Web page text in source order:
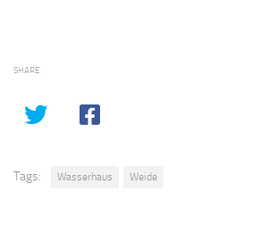
SHARE
Tags: Wasserhaus Weide